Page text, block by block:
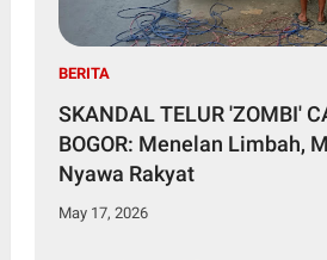
BERITA
SKANDAL TELUR 'ZOMBI'
BOGOR: Menelan Limbah,
Nyawa Rakyat
May 17, 2026